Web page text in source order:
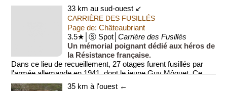
33 km au sud-ouest ↙
CARRIÈRE DES FUSILLÉS
Page de: Châteaubriant
3.5★│Ⓢ Spot│Carrière des Fusillés
Un mémorial poignant dédié aux héros de
la Résistance française.
Dans ce lieu de recueillement, 27 otages furent fusillés par
l'armée allemande en 1941, dont le jeune Guy Môquet. Ce
site histo...
35 km à l'ouest ←